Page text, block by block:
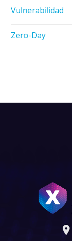
Vulnerabilidad
Zero-Day